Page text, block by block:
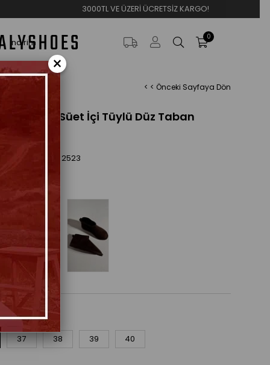
3000TL VE ÜZERİ ÜCRETSİZ KARGO!
0
İndirim
< < Önceki Sayfaya Dön
Siyah Süet İçi Tüylü Düz Taban
Bot
ES-2523
37 38 39 40
×